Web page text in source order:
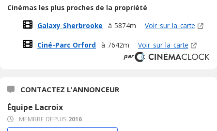
Cinémas les plus proches de la propriété
Galaxy Sherbrooke
à 5874m Voir sur la carte
Ciné-Parc Orford à 7642m Voir sur la carte
par
CONTACTEZ L'ANNONCEUR
Équipe Lacroix
MEMBRE DEPUIS 2016